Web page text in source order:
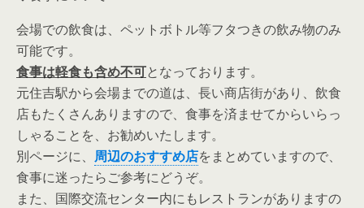
会場での飲食は、ペットボトル等フタつきの飲み物のみ
可能です。
食事は軽食も含め不可となっております。
元住吉駅から会場までの道は、長い商店街があり、飲食
店もたくさんありますので、食事を済ませてからいらっ
しゃることを、お勧めいたします。
別ページに、 周辺のおすすめ店をまとめていますので、
食事に迷ったらご参考にどうぞ。
また、国際交流センター内にもレストランがありますの